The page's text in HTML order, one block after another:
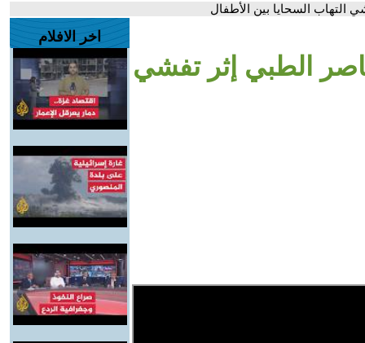
السحايا بين الأطفال
الطبي إثر تفشي
اخر الافلام